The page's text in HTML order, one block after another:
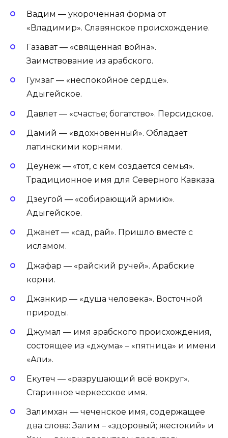
Вадим — укороченная форма от
«Владимир». Славянское происхождение.
Газават — «священная война».
Заимствование из арабского.
Гумзаг — «неспокойное сердце».
Адыгейское.
Давлет — «счастье; богатство». Персидское.
Дамий — «вдохновенный». Обладает
латинскими корнями.
Деунеж — «тот, с кем создается семья».
Традиционное имя для Северного Кавказа.
Дзеугой — «собирающий армию».
Адыгейское.
Джанет — «сад, рай». Пришло вместе с
исламом.
Джафар — «райский ручей». Арабские
корни.
Джанкир — «душа человека». Восточной
природы.
Джумал — имя арабского происхождения,
состоящее из «джума» – «пятница» и имени
«Али».
Екутеч — «разрушающий всё вокруг».
Старинное черкесское имя.
Залимхан — чеченское имя, содержащее
два слова: Залим – «здоровый; жестокий» и